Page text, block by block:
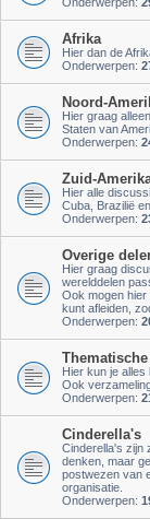
Afrika
Hier dan de
Onderwerpen:
Noord-
Hier graag
Staten van
Onderwerpen:
Zuid-
Hier alle
Cuba, Brazilië
Onderwerpen:
Overige
Hier graag
werelddelen
Ook mogen
kunt afleiden,
Onderwerpen:
Hier kun je alles
Ook
Onderwerpen:
Cinderella's
Cinderella's zijn
denken, maar
postwezen van
organisatie.
Onderwerpen: